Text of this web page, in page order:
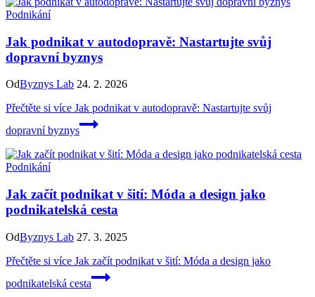
Podnikání
Jak podnikat v autodopravě: Nastartujte svůj
dopravní byznys
OdByznys Lab 24. 2. 2026
Přečtěte si více Jak podnikat v autodopravě: Nastartujte svůj
dopravní byznys
Podnikání
Jak začít podnikat v šití: Móda a design jako
podnikatelská cesta
OdByznys Lab 27. 3. 2025
Přečtěte si více Jak začít podnikat v šití: Móda a design jako
podnikatelská cesta